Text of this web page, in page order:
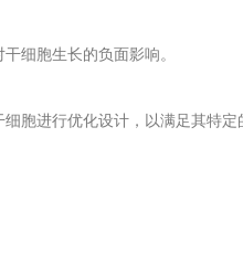
细胞生长的负面影响。
进行优化设计，以满足其特定